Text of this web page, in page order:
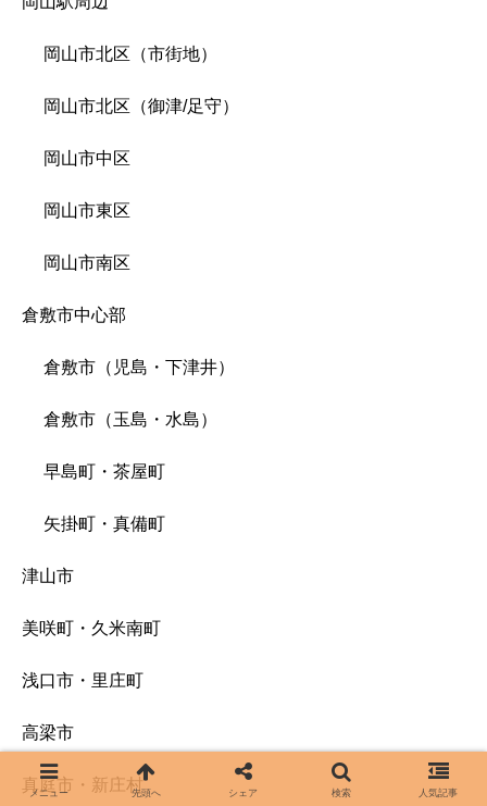
岡山市北区（市街地）
岡山市北区（御津/足守）
岡山市中区
岡山市東区
岡山市南区
倉敷市中心部
倉敷市（児島・下津井）
倉敷市（玉島・水島）
早島町・茶屋町
矢掛町・真備町
津山市
美咲町・久米南町
浅口市・里庄町
高梁市
真庭市・新庄村
メニュー 先頭へ シェア 検索 人気記事